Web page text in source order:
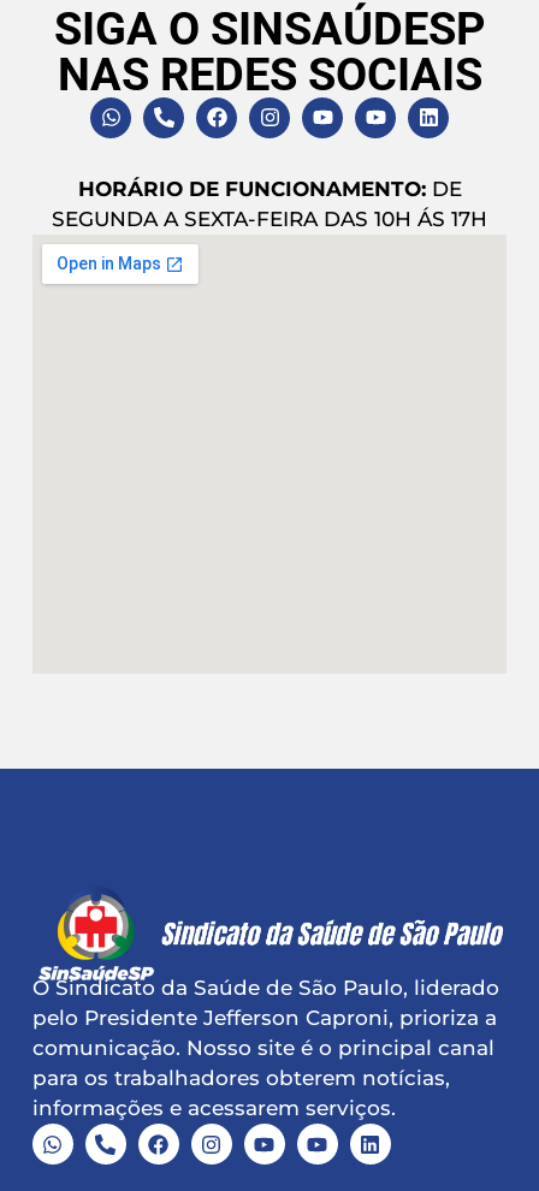
SIGA O SINSAÚDESP
NAS REDES SOCIAIS
HORÁRIO DE FUNCIONAMENTO:DE
SEGUNDA A SEXTA-FEIRA DAS 10H ÁS 17H
O Sindicato da Saúde de São Paulo, liderado
pelo Presidente Jefferson Caproni, prioriza a
comunicação. Nosso site é o principal canal
para os trabalhadores obterem notícias,
informações e acessarem serviços.